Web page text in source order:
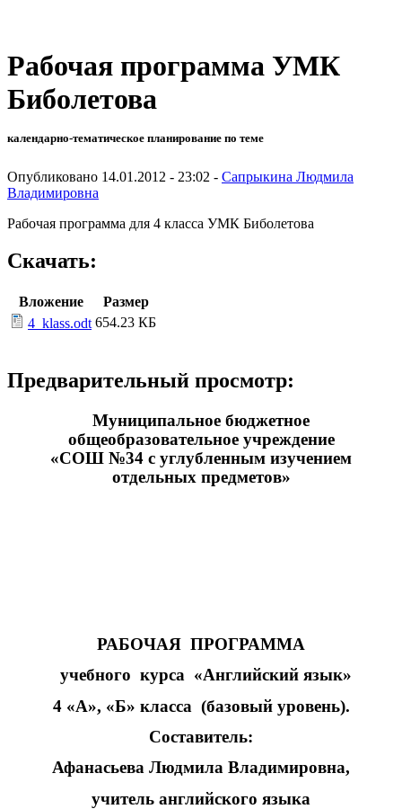
Рабочая программа УМК
Биболетова
календарно-тематическое планирование по теме
Опубликовано 14.01.2012 - 23:02 - Сапрыкина Людмила
Владимировна
Рабочая программа для 4 класса УМК Биболетова
Скачать:
Вложение
Размер
4_klass.odt 654.23 КБ
Предварительный просмотр:
Муниципальное бюджетное
общеобразовательное учреждение
«СОШ №34 с углубленным изучением
отдельных предметов»
РАБОЧАЯ ПРОГРАММА
учебного курса «Английский язык»
4 «А», «Б» класса (базовый уровень).
Составитель:
Афанасьева Людмила Владимировна,
учитель английского языка